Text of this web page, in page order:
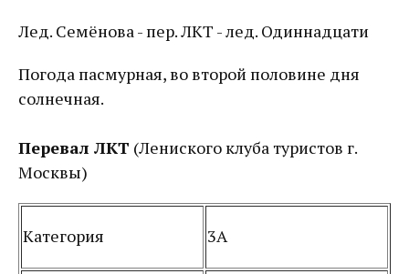
Лед. Семёнова - пер. ЛКТ - лед. Одиннадцати
Погода пасмурная, во второй половине дня
солнечная.
Перевал ЛКТ (Лениского клуба туристов г.
Москвы)
Категория 3А